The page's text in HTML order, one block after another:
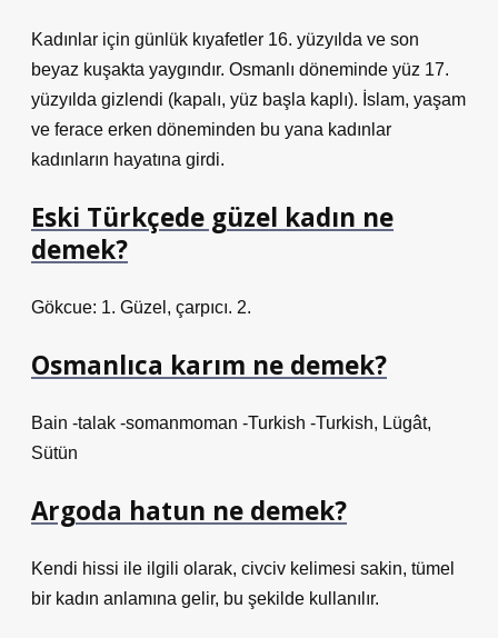
Kadınlar için günlük kıyafetler 16. yüzyılda ve son
beyaz kuşakta yaygındır. Osmanlı döneminde yüz 17.
yüzyılda gizlendi (kapalı, yüz başla kaplı). İslam, yaşam
ve ferace erken döneminden bu yana kadınlar
kadınların hayatına girdi.
Eski Türkçede güzel kadın ne
demek?
Gökcue: 1. Güzel, çarpıcı. 2.
Osmanlıca karım ne demek?
Bain -talak -somanmoman -Turkish -Turkish, Lügât,
Sütün
Argoda hatun ne demek?
Kendi hissi ile ilgili olarak, civciv kelimesi sakin, tümel
bir kadın anlamına gelir, bu şekilde kullanılır.